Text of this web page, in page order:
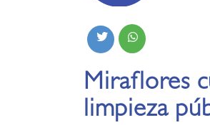
Miraflores
limpieza